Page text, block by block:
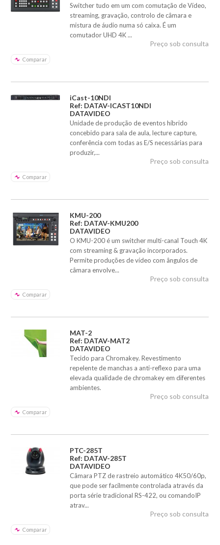
Switcher tudo em um com comutação de Vídeo,
streaming, gravação, controlo de câmara e
mistura de áudio numa só caixa. É um
comutador UHD 4K ...
Comparar
Preço sob consulta
iCast-10NDI
Ref: DATAV-ICAST10NDI
DATAVIDEO
Unidade de produção de eventos híbrido
concebido para sala de aula, lecture capture,
conferência com todas as E/S necessárias para
produzir,...
Comparar
Preço sob consulta
KMU-200
Ref: DATAV-KMU200
DATAVIDEO
O KMU-200 é um switcher multi-canal Touch 4K
com streaming & gravação incorporados.
Permite produções de vídeo com ângulos de
câmara envolve...
Comparar
Preço sob consulta
MAT-2
Ref: DATAV-MAT2
DATAVIDEO
Tecido para Chromakey. Revestimento
repelente de manchas a anti-reflexo para uma
elevada qualidade de chromakey em diferentes
ambientes.
Comparar
Preço sob consulta
PTC-285T
Ref: DATAV-285T
DATAVIDEO
Câmara PTZ de rastreio automático 4K50/60p,
que pode ser facilmente controlada através da
porta série tradicional RS-422, ou comandoIP
atrav...
Comparar
Preço sob consulta